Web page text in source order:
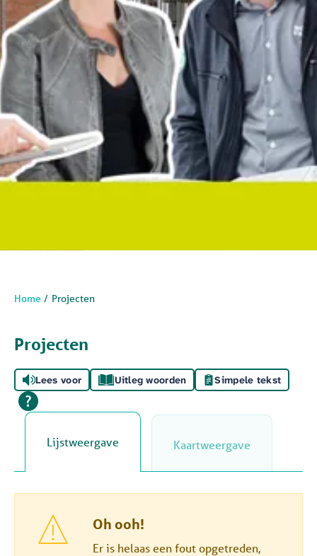
Home Projecten
Projecten
Lees voor Uitleg woorden Simpele tekst
Lijstweergave Kaartweergave
Oh ooh!
Er is helaas een fout opgetreden,